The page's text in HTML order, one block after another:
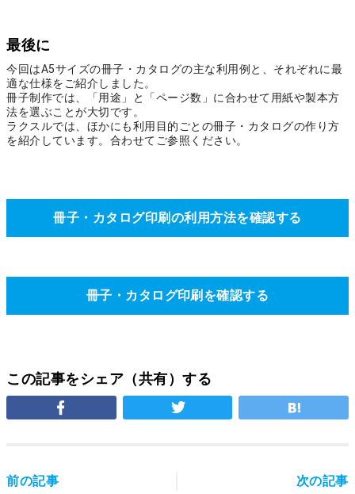
最後に
今回はA5サイズの冊子・カタログの主な利用例と、それぞれに最
適な仕様をご紹介しました。
冊子制作では、「用途」と「ページ数」に合わせて用紙や製本方
法を選ぶことが大切です。
ラクスルでは、ほかにも利用目的ごとの冊子・カタログの作り方
を紹介しています。合わせてご参照ください。
冊子・カタログ印刷の利用方法を確認する
冊子・カタログ印刷を確認する
この記事をシェア（共有）する
前の記事 次の記事